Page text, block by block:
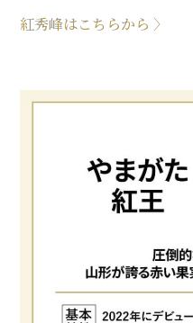
紅秀峰はこちらから 〉